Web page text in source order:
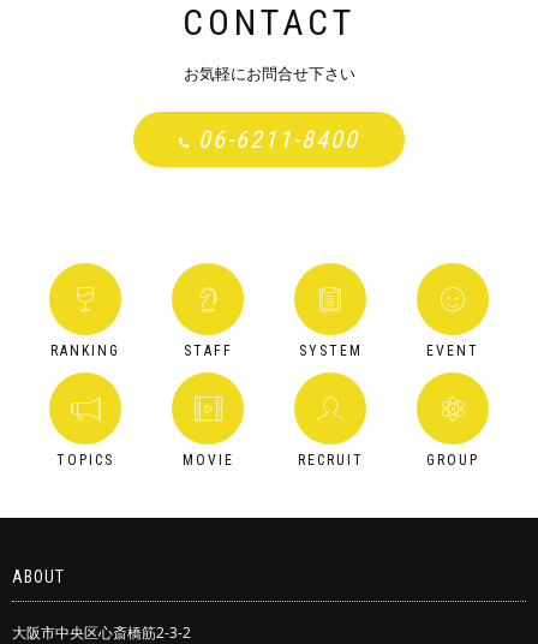
CONTACT
お気軽にお問合せ下さい
06-6211-8400
RANKING STAFF SYSTEM EVENT
TOPICS MOVIE RECRUIT GROUP
ABOUT
大阪市中央区心斎橋筋2-3-2